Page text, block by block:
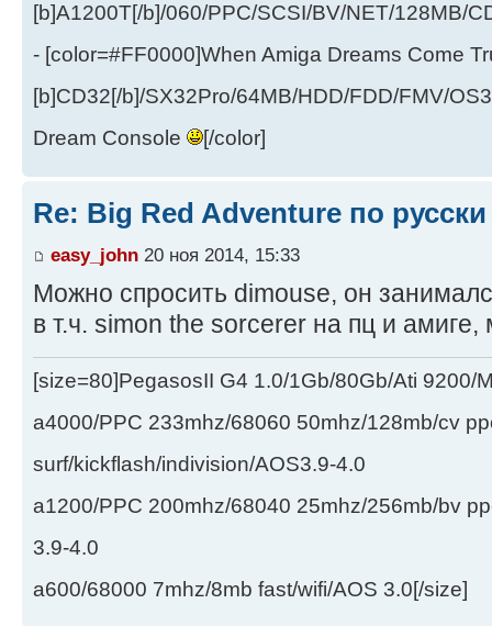
[b]A1200T[/b]/060/PPC/SCSI/BV/NET/128MB/
- [color=#FF0000]When Amiga Dreams Come
[b]CD32[/b]/SX32Pro/64MB/HDD/FDD/FMV/
Dream Console
[/color]
Re: Big Red Adventure по русски
easy_john 20 ноя 2014, 15:33
Можно спросить dimouse, он
в т.ч. simon the sorcerer на пц и амиге,
[size=80]PegasosII G4 1.0/1Gb/80Gb/Ati 9200/
a4000/PPC 233mhz/68060 50mhz/128mb/cv
surf/kickflash/indivision/AOS3.9-4.0
a1200/PPC 200mhz/68040 25mhz/256mb/bv
3.9-4.0
a600/68000 7mhz/8mb fast/wifi/AOS 3.0[/size]